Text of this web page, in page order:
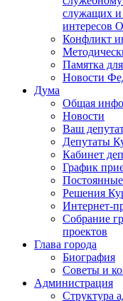
служащих и
интересов
Конфликт
Памятка
Новости
Дума
Общая
Новости
Ваш
Депутаты
Кабинет
График
Решения
Интернет-
Собрание
проектов
Глава города
Биография
Советы и
Администрация
Структура